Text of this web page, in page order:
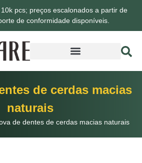
pcs; preços escalonados a partir de
de conformidade disponíveis.
de cerdas macias
naturais
de dentes de cerdas macias naturais